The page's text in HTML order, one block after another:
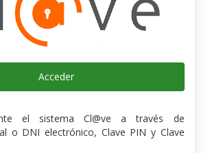
Acceder
el sistema Cl@ve a través de
o DNI electrónico, Clave PIN y Clave